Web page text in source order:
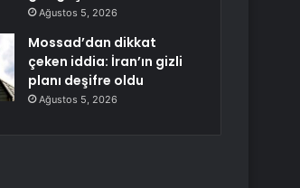
Ağustos 5, 2026
Mossad’dan dikkat
çeken iddia: İran’ın gizli
planı deşifre oldu
Ağustos 5, 2026